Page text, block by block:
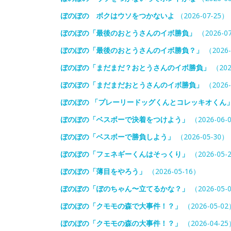
ぼのぼの ボクはウソをつかないよ
（2026-07-25）
ぼのぼの「最後のおとうさんのイボ勝負」
（2026-
ぼのぼの「最後のおとうさんのイボ勝負？」
（
ぼのぼの「まだまだ？おとうさんのイボ勝負」
（
ぼのぼの「まだまだおとうさんのイボ勝負」
（
ぼのぼの 「プレーリードッグくんとコレッキオくん」
ぼのぼの「ベスボーで決着をつけよう」
（2026-06-
ぼのぼの「ベスボーで勝負しよう」
（2026-05-30）
ぼのぼの「フェネギーくんはそっくり」
（2026-05-
ぼのぼの「薄目をやろう」
（2026-05-16）
ぼのぼの「ぼのちゃん〜立てるかな？」
（2026-05-
ぼのぼの「クモモの森で大事件！？」
（2026-05-02）
ぼのぼの「クモモの森の大事件！？」
（2026-04-25）